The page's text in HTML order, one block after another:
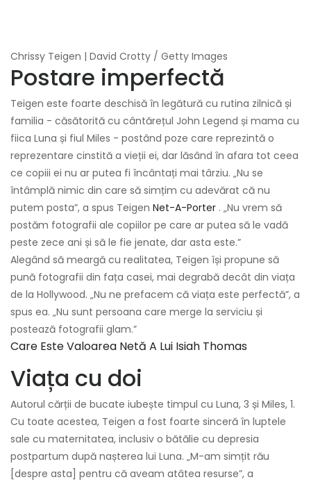
Chrissy Teigen | David Crotty / Getty Images
Postare imperfectă
Teigen este foarte deschisă în legătură cu rutina zilnică și
familia - căsătorită cu cântărețul John Legend și mama cu
fiica Luna și fiul Miles - postând poze care reprezintă o
reprezentare cinstită a vieții ei, dar lăsând în afara tot ceea
ce copiii ei nu ar putea fi încântați mai târziu. „Nu se
întâmplă nimic din care să simțim cu adevărat că nu
putem posta”, a spus Teigen Net-A-Porter . „Nu vrem să
postăm fotografii ale copiilor pe care ar putea să le vadă
peste zece ani și să le fie jenate, dar asta este.”
Alegând să meargă cu realitatea, Teigen își propune să
pună fotografii din fața casei, mai degrabă decât din viața
de la Hollywood. „Nu ne prefacem că viața este perfectă”, a
spus ea. „Nu sunt persoana care merge la serviciu și
postează fotografii glam.”
Care Este Valoarea Netă A Lui Isiah Thomas
Viața cu doi
Autorul cărții de bucate iubește timpul cu Luna, 3 și Miles, 1.
Cu toate acestea, Teigen a fost foarte sinceră în luptele
sale cu maternitatea, inclusiv o bătălie cu depresia
postpartum după nașterea lui Luna. „M-am simțit rău
[despre asta] pentru că aveam atâtea resurse”, a